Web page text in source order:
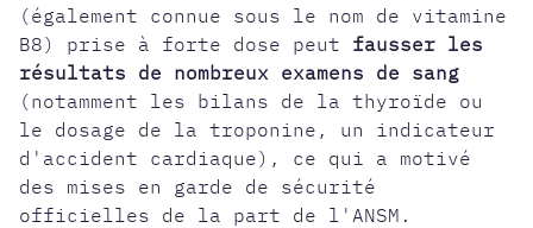
(également connue sous le nom de vitamine
B8) prise à forte dose peut fausser les
résultats de nombreux examens de sang
(notamment les bilans de la thyroïde ou
le dosage de la troponine, un indicateur
d'accident cardiaque), ce qui a motivé
des mises en garde de sécurité
officielles de la part de l'ANSM.